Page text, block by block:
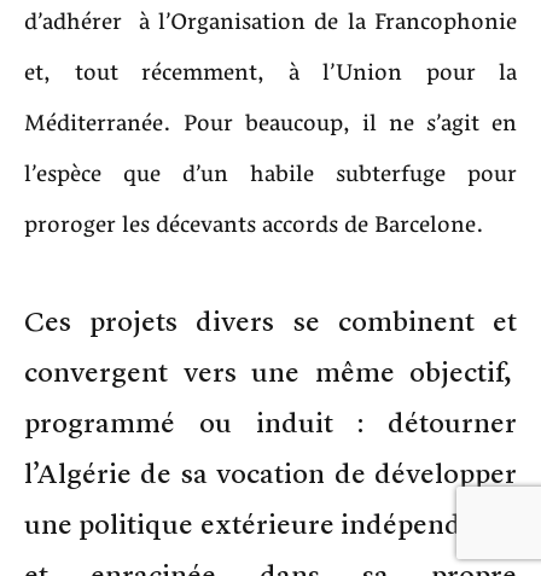
d’adhérer à l’Organisation de la Francophonie
et, tout récemment, à l’Union pour la
Méditerranée. Pour beaucoup, il ne s’agit en
l’espèce que d’un habile subterfuge pour
proroger les décevants accords de Barcelone.
Ces projets divers se combinent et
convergent vers une même objectif,
programmé ou induit : détourner
l’Algérie de sa vocation de développer
une politique extérieure indépendante